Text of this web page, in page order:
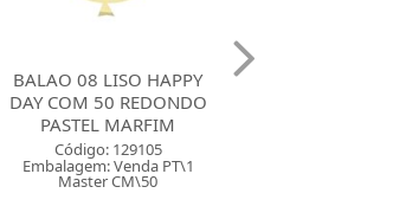
BALAO 8 LISO HAPPY DAY
COM 50 REDONDO
PASTEL ROSA BEBE
Código: 129106
Embalagem: Venda PT\1
Master CM\50